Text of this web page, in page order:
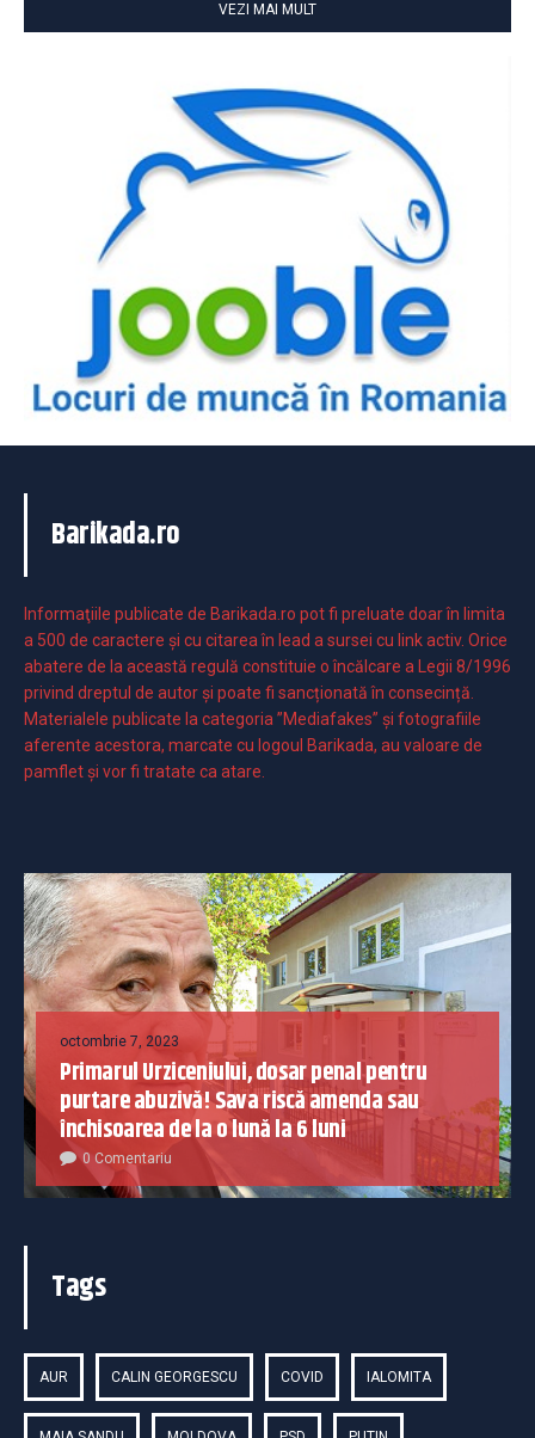
VEZI MAI MULT
Barikada.ro
Informaţiile publicate de Barikada.ro pot fi preluate doar în limita
a 500 de caractere şi cu citarea în lead a sursei cu link activ. Orice
abatere de la această regulă constituie o încălcare a Legii 8/1996
privind dreptul de autor și poate fi sancționată în consecință.
Materialele publicate la categoria ”Mediafakes” și fotografiile
aferente acestora, marcate cu logoul Barikada, au valoare de
pamflet și vor fi tratate ca atare.
octombrie 7, 2023
Primarul Urziceniului, dosar penal pentru
purtare abuzivă! Sava riscă amenda sau
închisoarea de la o lună la 6 luni
0 Comentariu
Tags
AUR CALIN GEORGESCU COVID IALOMITA